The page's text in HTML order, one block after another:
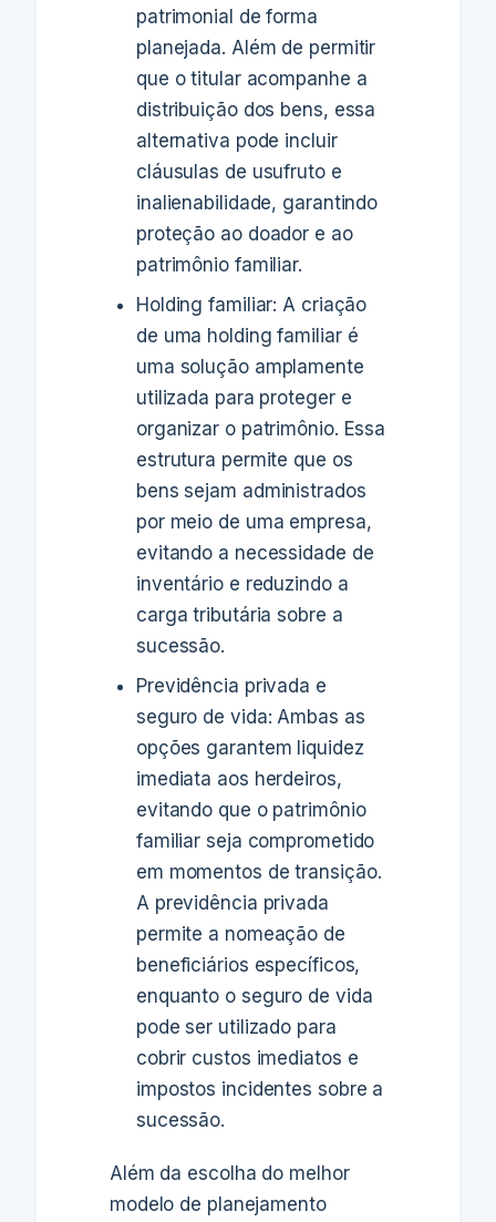
patrimonial de forma
planejada. Além de permitir
que o titular acompanhe a
distribuição dos bens, essa
alternativa pode incluir
cláusulas de usufruto e
inalienabilidade, garantindo
proteção ao doador e ao
patrimônio familiar.
Holding familiar: A criação
de uma holding familiar é
uma solução amplamente
utilizada para proteger e
organizar o patrimônio. Essa
estrutura permite que os
bens sejam administrados
por meio de uma empresa,
evitando a necessidade de
inventário e reduzindo a
carga tributária sobre a
sucessão.
Previdência privada e
seguro de vida: Ambas as
opções garantem liquidez
imediata aos herdeiros,
evitando que o patrimônio
familiar seja comprometido
em momentos de transição.
A previdência privada
permite a nomeação de
beneficiários específicos,
enquanto o seguro de vida
pode ser utilizado para
cobrir custos imediatos e
impostos incidentes sobre a
sucessão.
Além da escolha do melhor
modelo de planejamento